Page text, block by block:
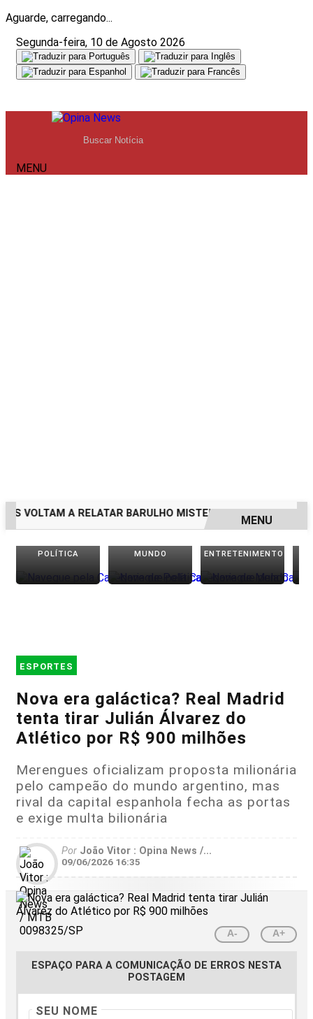
Aguarde, carregando...
Segunda-feira, 10 de Agosto 2026
MENU
A RELATAR BARULHO MISTERIOSO VINDO DO MAR
EM ALTA
MENU
POLÍTICA MUNDO ENTRETENIMENTO
ESPORTES
Nova era galáctica? Real Madrid
tenta tirar Julián Álvarez do
Atlético por R$ 900 milhões
Merengues oficializam proposta milionária
pelo campeão do mundo argentino, mas
rival da capital espanhola fecha as portas
e exige multa bilionária
Por João Vitor : Opina News /...
09/06/2026 16:35
A- A+
ESPAÇO PARA A COMUNICAÇÃO DE ERROS NESTA
POSTAGEM
SEU NOME